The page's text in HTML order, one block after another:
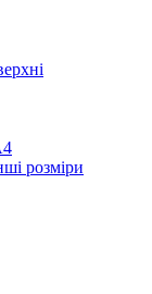
розміри